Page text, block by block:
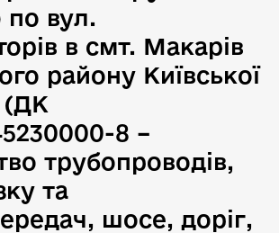
вул.
в смт. Макарів
району Київської
(ДК
8 –
трубопроводів,
та
шосе, доріг,